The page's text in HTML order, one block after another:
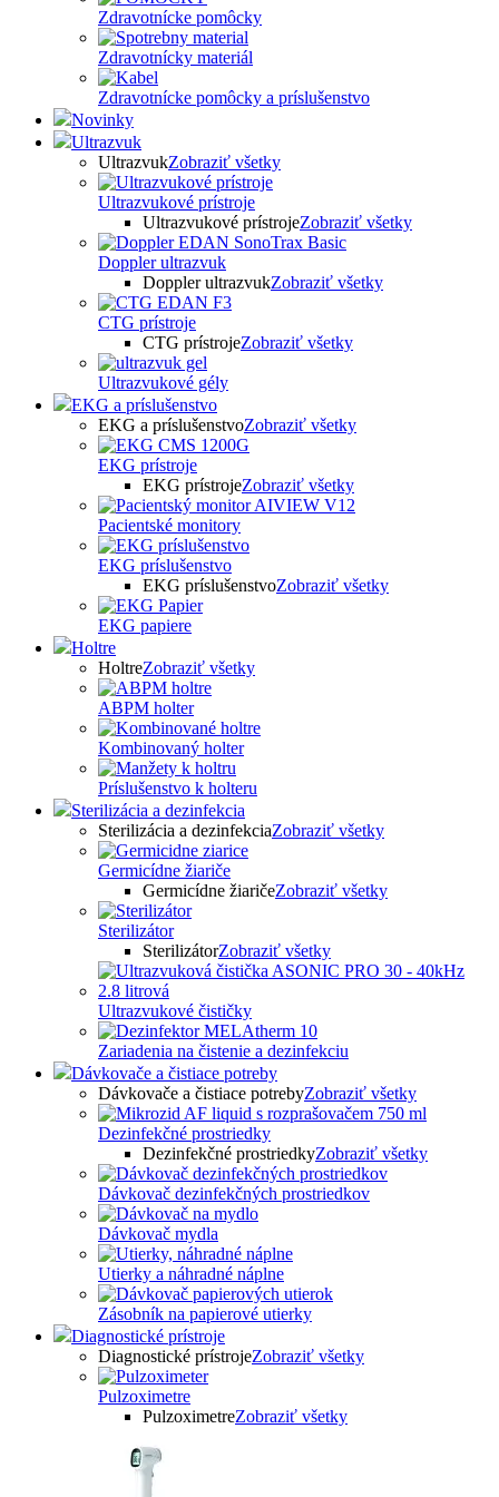
Zdravotnícke pomôcky
Zdravotnícky materiál
Zdravotnícke pomôcky a príslušenstvo
Novinky
Ultrazvuk
UltrazvukZobraziť všetky
Ultrazvukové prístroje
Ultrazvukové prístrojeZobraziť všetky
Doppler ultrazvuk
Doppler ultrazvukZobraziť všetky
CTG prístroje
CTG prístrojeZobraziť všetky
Ultrazvukové gély
EKG a príslušenstvo
EKG a príslušenstvoZobraziť všetky
EKG prístroje
EKG prístrojeZobraziť všetky
Pacientské monitory
EKG príslušenstvo
EKG príslušenstvoZobraziť všetky
EKG papiere
Holtre
HoltreZobraziť všetky
ABPM holter
Kombinovaný holter
Príslušenstvo k holteru
Sterilizácia a dezinfekcia
Sterilizácia a dezinfekciaZobraziť všetky
Germicídne žiariče
Germicídne žiaričeZobraziť všetky
Sterilizátor
SterilizátorZobraziť všetky
Ultrazvukové čističky
Zariadenia na čistenie a dezinfekciu
Dávkovače a čistiace potreby
Dávkovače a čistiace potrebyZobraziť všetky
Dezinfekčné prostriedky
Dezinfekčné prostriedkyZobraziť všetky
Dávkovač dezinfekčných prostriedkov
Dávkovač mydla
Utierky a náhradné náplne
Zásobník na papierové utierky
Diagnostické prístroje
Diagnostické prístrojeZobraziť všetky
Pulzoximetre
PulzoximetreZobraziť všetky